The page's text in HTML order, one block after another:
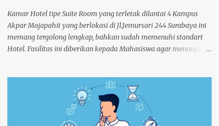
Kamar Hotel tipe Suite Room yang terletak dilantai 4 Kampus
Akpar Majapahit yang berlokasi di Jl.Jemursari 244 Surabaya ini
memang tergolong lengkap, bahkan sudah memenuhi standart
Hotel. Fasilitas ini diberikan kepada Mahasiswa agar menunjang
up Room dikamar Hotel Kampus Akpar Majapahit. Adapun
proses Make-up room adalah : 1. SET UP TROLLEY : Bersihkan
trolley menggunakan dust cloth dari atas ke bawah 2.
Masukkan perlengkapan kamar tamu dan peralatan kebersihan